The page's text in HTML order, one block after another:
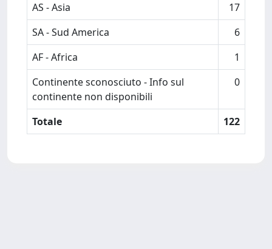
AS - Asia
17
SA - Sud America
6
AF - Africa
1
Continente sconosciuto - Info sul
continente non disponibili
0
Totale 122